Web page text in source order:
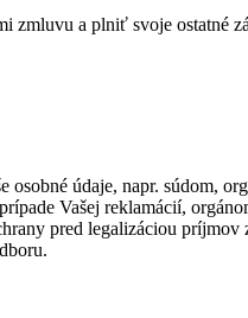
zmluvu a plniť svoje ostatné
údaje, napr. súdom,
Vašej reklamácií,
pred legalizáciou príjmov